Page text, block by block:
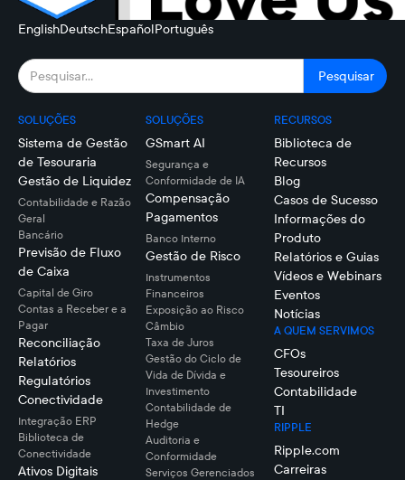
EnglishDeutschEspañolPortuguês
SOLUÇÕES
Sistema de Gestão
de Tesouraria
Gestão de Liquidez
Contabilidade e Razão
Geral
Bancário
Previsão de Fluxo
de Caixa
Capital de Giro
Contas a Receber e a
Pagar
Reconciliação
Relatórios
Regulatórios
Conectividade
Integração ERP
Biblioteca de
Conectividade
Ativos Digitais
SOLUÇÕES
GSmart AI
Segurança e
Conformidade de IA
Compensação
Pagamentos
Banco Interno
Gestão de Risco
Instrumentos
Financeiros
Exposição ao Risco
Câmbio
Taxa de Juros
Gestão do Ciclo de
Vida de Dívida e
Investimento
Contabilidade de
Hedge
Auditoria e
Conformidade
Serviços Gerenciados
RECURSOS
Biblioteca de
Recursos
Blog
Casos de Sucesso
Informações do
Produto
Relatórios e Guias
Vídeos e Webinars
Eventos
Notícias
A QUEM SERVIMOS
CFOs
Tesoureiros
Contabilidade
TI
RIPPLE
Ripple.com
Carreiras